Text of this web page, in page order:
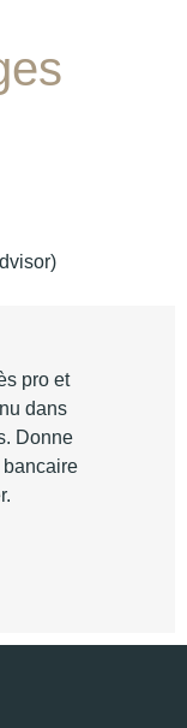
pro et
dans
Donne
bancaire